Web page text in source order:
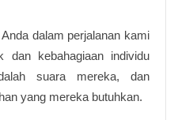
dalam perjalanan kami
dan kebahagiaan individu
suara mereka, dan
yang mereka butuhkan.